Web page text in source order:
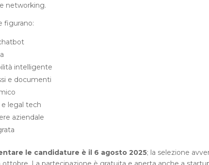
networking.
figurano:
intelligente
e documenti
legal tech
aziendale
le candidature è il 6 agosto 2025; la selezione